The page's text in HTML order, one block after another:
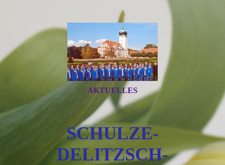
AKTUELLES
SCHULZE-
DELITZSCH-